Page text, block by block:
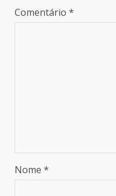
Comentário *
Nome *